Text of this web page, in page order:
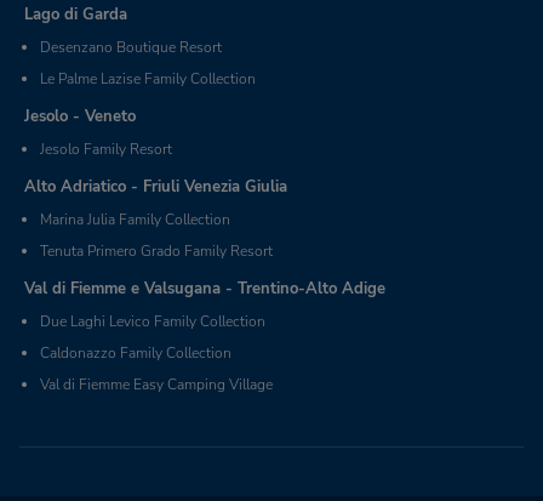
Lago di Garda
Desenzano Boutique Resort
Le Palme Lazise Family Collection
Jesolo - Veneto
Jesolo Family Resort
Alto Adriatico - Friuli Venezia Giulia
Marina Julia Family Collection
Tenuta Primero Grado Family Resort
Val di Fiemme e Valsugana - Trentino-Alto Adige
Due Laghi Levico Family Collection
Caldonazzo Family Collection
Val di Fiemme Easy Camping Village